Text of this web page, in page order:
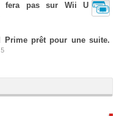
fera pas sur Wii U
Prime prêt pour une suite.
5